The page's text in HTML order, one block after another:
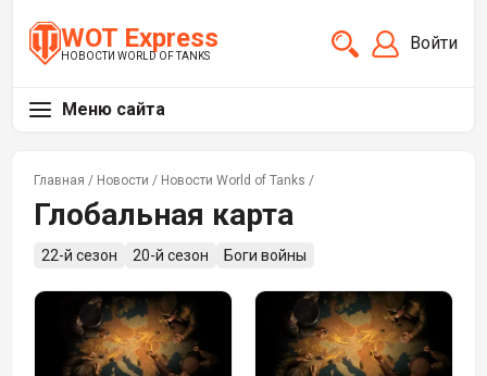
WOT Express
НОВОСТИ WORLD OF TANKS
Войти
Меню сайта
Главная / Новости / Новости World of Tanks /
Глобальная карта
22-й сезон 20-й сезон Боги войны